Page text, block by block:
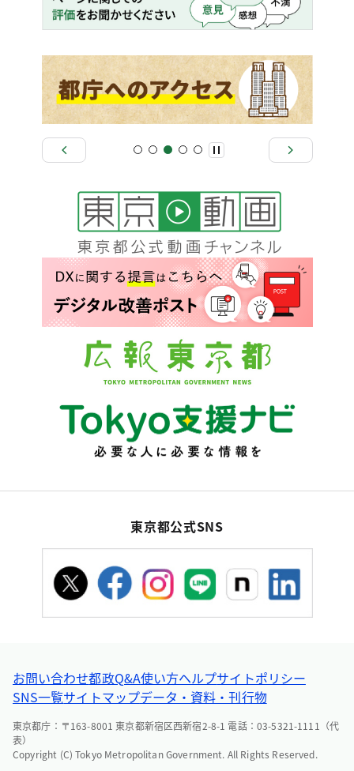
東京都公式SNS
お問い合わせ都政Q&A使い方ヘルプサイトポリシー
SNS一覧サイトマップデータ・資料・刊行物
東京都庁：〒163-8001 東京都新宿区西新宿2-8-1 電話：03-5321-1111（代
表）
Copyright (C) Tokyo Metropolitan Government. All Rights Reserved.